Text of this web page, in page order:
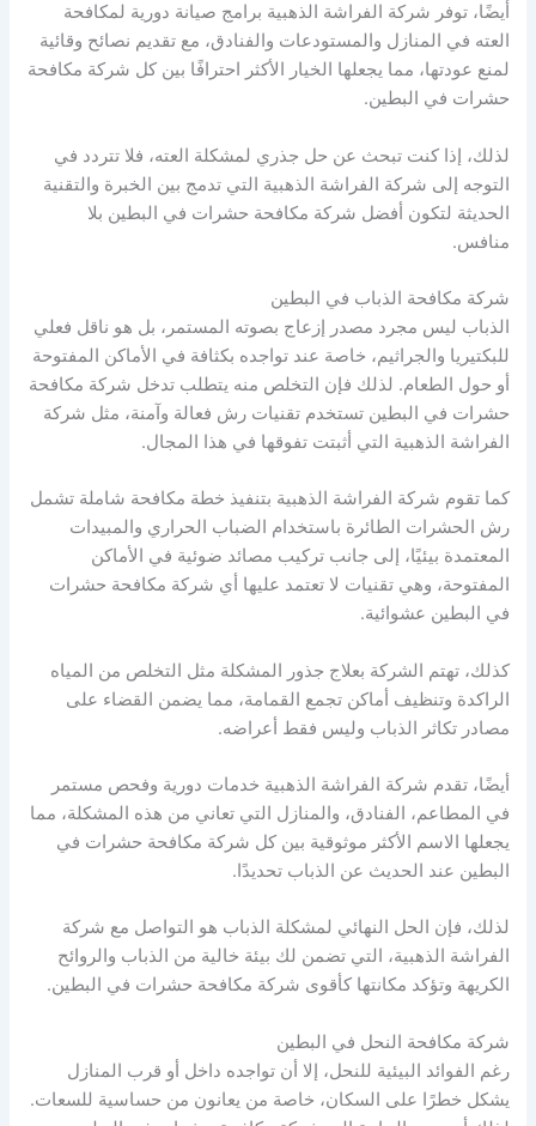
أيضًا، توفر شركة الفراشة الذهبية برامج صيانة دورية لمكافحة
العته في المنازل والمستودعات والفنادق، مع تقديم نصائح وقائية
لمنع عودتها، مما يجعلها الخيار الأكثر احترافًا بين كل شركة مكافحة
حشرات في البطين.
لذلك، إذا كنت تبحث عن حل جذري لمشكلة العته، فلا تتردد في
التوجه إلى شركة الفراشة الذهبية التي تدمج بين الخبرة والتقنية
الحديثة لتكون أفضل شركة مكافحة حشرات في البطين بلا
منافس.
شركة مكافحة الذباب في البطين
الذباب ليس مجرد مصدر إزعاج بصوته المستمر، بل هو ناقل فعلي
للبكتيريا والجراثيم، خاصة عند تواجده بكثافة في الأماكن المفتوحة
أو حول الطعام. لذلك فإن التخلص منه يتطلب تدخل شركة مكافحة
حشرات في البطين تستخدم تقنيات رش فعالة وآمنة، مثل شركة
الفراشة الذهبية التي أثبتت تفوقها في هذا المجال.
كما تقوم شركة الفراشة الذهبية بتنفيذ خطة مكافحة شاملة تشمل
رش الحشرات الطائرة باستخدام الضباب الحراري والمبيدات
المعتمدة بيئيًا، إلى جانب تركيب مصائد ضوئية في الأماكن
المفتوحة، وهي تقنيات لا تعتمد عليها أي شركة مكافحة حشرات
في البطين عشوائية.
كذلك، تهتم الشركة بعلاج جذور المشكلة مثل التخلص من المياه
الراكدة وتنظيف أماكن تجمع القمامة، مما يضمن القضاء على
مصادر تكاثر الذباب وليس فقط أعراضه.
أيضًا، تقدم شركة الفراشة الذهبية خدمات دورية وفحص مستمر
في المطاعم، الفنادق، والمنازل التي تعاني من هذه المشكلة، مما
يجعلها الاسم الأكثر موثوقية بين كل شركة مكافحة حشرات في
البطين عند الحديث عن الذباب تحديدًا.
لذلك، فإن الحل النهائي لمشكلة الذباب هو التواصل مع شركة
الفراشة الذهبية، التي تضمن لك بيئة خالية من الذباب والروائح
الكريهة وتؤكد مكانتها كأقوى شركة مكافحة حشرات في البطين.
شركة مكافحة النحل في البطين
رغم الفوائد البيئية للنحل، إلا أن تواجده داخل أو قرب المنازل
يشكل خطرًا على السكان، خاصة من يعانون من حساسية للسعات.